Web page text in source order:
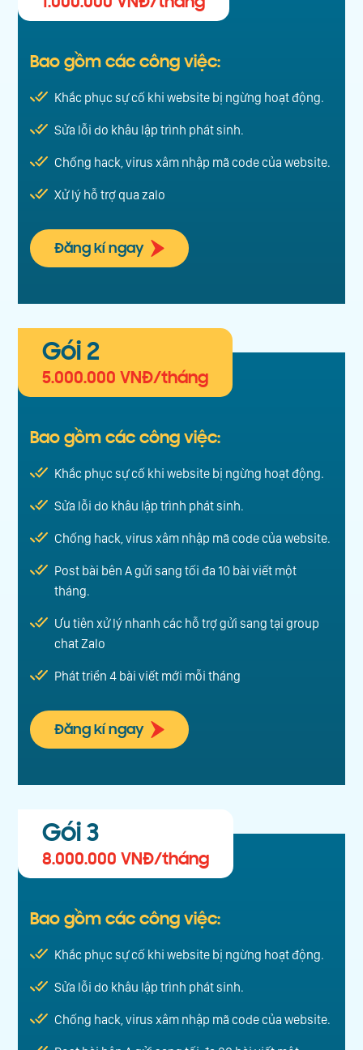
Bao gồm các công việc:
Khắc phục sự cố khi website bị ngừng hoạt động.
Sửa lỗi do khâu lập trình phát sinh.
Chống hack, virus xâm nhập mã code của website.
Xử lý hỗ trợ qua zalo
Đăng kí ngay
Gói 2
5.000.000 VNĐ/tháng
Bao gồm các công việc:
Khắc phục sự cố khi website bị ngừng hoạt động.
Sửa lỗi do khâu lập trình phát sinh.
Chống hack, virus xâm nhập mã code của website.
Post bài bên A gửi sang tối đa 10 bài viết một
tháng.
Ưu tiên xử lý nhanh các hỗ trợ gửi sang tại group
chat Zalo
Phát triển 4 bài viết mới mỗi tháng
Đăng kí ngay
Gói 3
8.000.000 VNĐ/tháng
Bao gồm các công việc:
Khắc phục sự cố khi website bị ngừng hoạt động.
Sửa lỗi do khâu lập trình phát sinh.
Chống hack, virus xâm nhập mã code của website.